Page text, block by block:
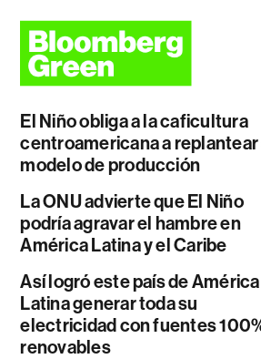
El Niño obliga a la caficultura
centroamericana a replantear
modelo de producción
La ONU advierte que El Niño
podría agravar el hambre en
América Latina y el Caribe
Así logró este país de América
Latina generar toda su
electricidad con fuentes
renovables